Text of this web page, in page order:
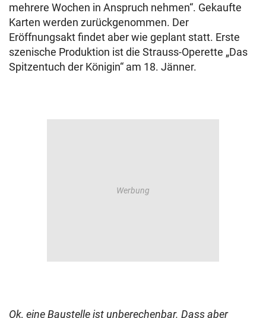
mehrere Wochen in Anspruch nehmen“. Gekaufte
Karten werden zurückgenommen. Der
Eröffnungsakt findet aber wie geplant statt. Erste
szenische Produktion ist die Strauss-Operette „Das
Spitzentuch der Königin“ am 18. Jänner.
Ok, eine Baustelle ist unberechenbar. Dass aber